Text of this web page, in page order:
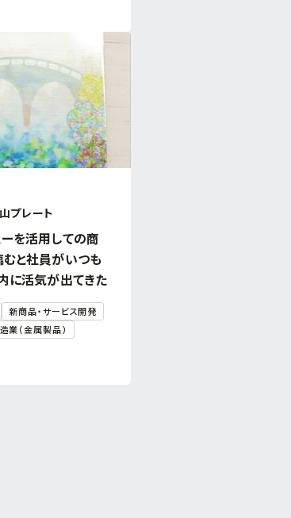
プレート
を活用しての商
と社員がいつも
に活気が出てきた
新商品・サービス開発
業（金属製品）